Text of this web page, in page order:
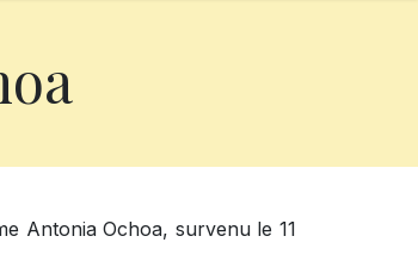
Antonia Ochoa, survenu le 11